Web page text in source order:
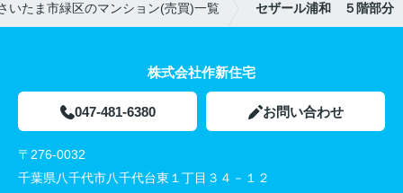
いたま市緑区のマンション(売買)一覧 セザール浦和 ５階部分
株式会社作新住宅
047-481-6380 お問い合わせ
〒276-0032
千葉県八千代市八千代台東１丁目３４－１２